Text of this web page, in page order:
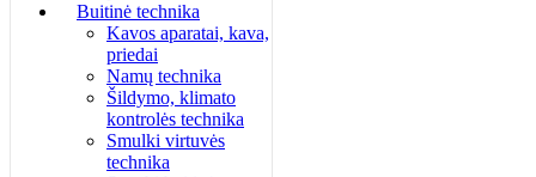
Buitinė technika
Kavos aparatai, kava,
priedai
Namų technika
Šildymo, klimato
kontrolės technika
Smulki virtuvės
technika